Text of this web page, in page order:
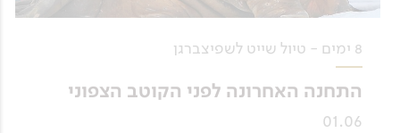
8 ימים - טיול שייט לשפיצברגן
התחנה האחרונה לפני הקוטב הצפוני
01.06